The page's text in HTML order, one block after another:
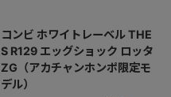
コンビ ホワイトレーベル THE
S R129 エッグショック ロッタ
ZG（アカチャンホンポ限定モ
デル）